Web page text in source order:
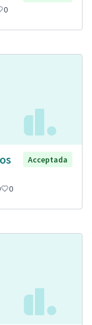
0
Acceptada
0